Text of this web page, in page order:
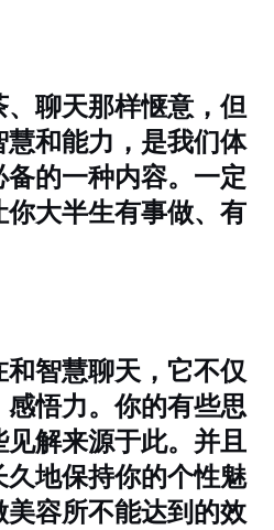
聊天那样惬意，但
和能力，是我们体
的一种内容。一定
大半生有事做、有
智慧聊天，它不仅
悟力。你的有些思
解来源于此。并且
地保持你的个性魅
容所不能达到的效